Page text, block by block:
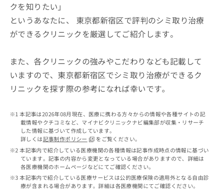
クを知りたい」
というあなたに、 東京都新宿区で評判のシミ取り治療
ができるクリニックを厳選してご紹介します。
また、各クリニックの強みやこだわりなども記載して
いますので、東京都新宿区でシミ取り治療ができるク
リニックを探す際の参考になれば幸いです。
本記事は2026年08月現在、医療に携わる方々からの情報や各種サイトの記
載情報やクチコミなど、マイナビクリニックナビ編集部が収集・リサーチ
した情報に基づいて作成しています。
詳しくは記事制作ポリシー
をご覧ください。
本記事内で紹介している医療機関の各種情報は記事作成時点の情報に基づい
ています。記事の内容から変更となっている場合がありますので、詳細は
各医療機関のホームページなどにてご確認ください。
本記事内で紹介している医療サービスは公的医療保険の適用外となる自由診
療が含まれる場合があります。詳細は各医療機関にてご確認ください。
関
す
る
お
い
わ
せ
ち
らは
マイ
ナビ
クリ
ニッ
広
告
出
の
問
い
せ
ち
資
広
告
代
店
方
は
ち
広
稿